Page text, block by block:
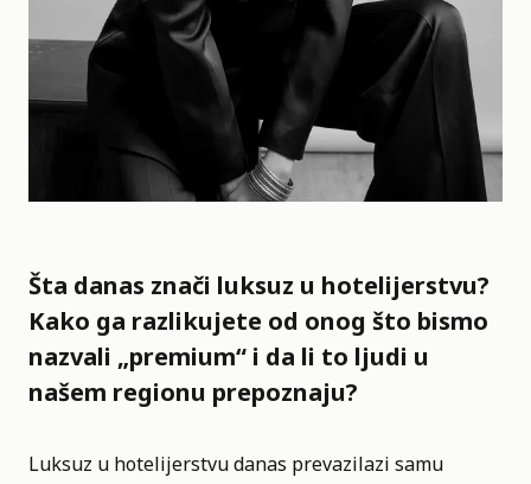
Šta danas znači luksuz u hotelijerstvu?
Kako ga razlikujete od onog što bismo
nazvali „premium“ i da li to ljudi u
našem regionu prepoznaju?
Luksuz u hotelijerstvu danas prevazilazi samu